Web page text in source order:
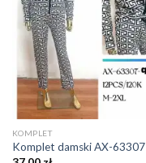
KOMPLET
Komplet damski AX-63307